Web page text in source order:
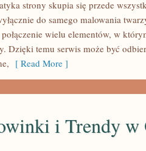
strony skupia się przede
do samego malowania
wielu elementów, w
Dzięki temu serwis może być
[ Read More ]
i Trendy w